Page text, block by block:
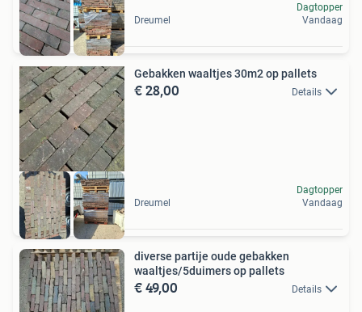
Dreumel
Dagtopper
Vandaag
Gebakken waaltjes 30m2 op pallets
€ 28,00 Details
Dreumel
Dagtopper
Vandaag
diverse partije oude gebakken
waaltjes/5duimers op pallets
€ 49,00 Details